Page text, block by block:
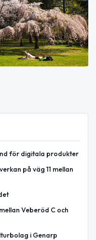
för digitala produkter
på väg 11 mellan
Veberöd C och
i Genarp